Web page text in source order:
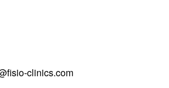
clinics.com